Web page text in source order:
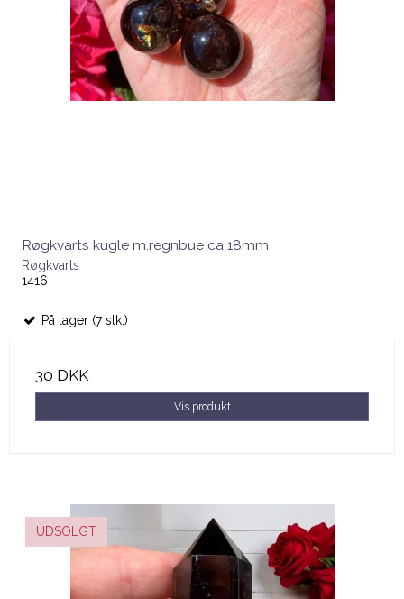
Røgkvarts kugle m.regnbue ca 18mm
Røgkvarts
1416
På lager (7 stk.)
30 DKK
Vis produkt
UDSOLGT